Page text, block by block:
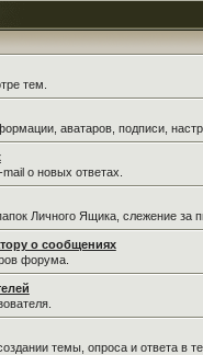
тем.
аватаров, подписи,
о новых ответах.
Личного Ящика, слежение
о сообщениях
форума.
темы, опроса и ответа в